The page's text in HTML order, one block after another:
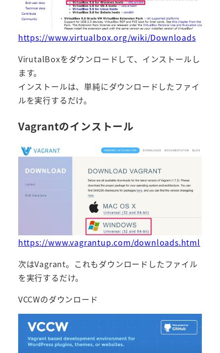
https://www.virtualbox.org/wiki/Downloads
VirutalBoxをダウンロードして、インストールし
ます。
インストールは、単純にダウンロードしたファイ
ルを実行するだけ。
Vagrantのインストール
https://www.vagrantup.com/downloads.html
次はVagrant。これもダウンロードしたファイル
を実行するだけ。
VCCWのダウンロード